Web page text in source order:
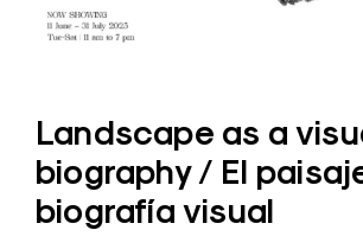
Landscape as a
biography / El
biografía visual